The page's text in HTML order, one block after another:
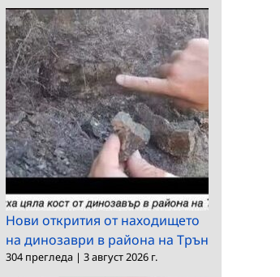
Нови открития от находището
на динозаври в района на Трън
304 прегледа | 3 август 2026 г.